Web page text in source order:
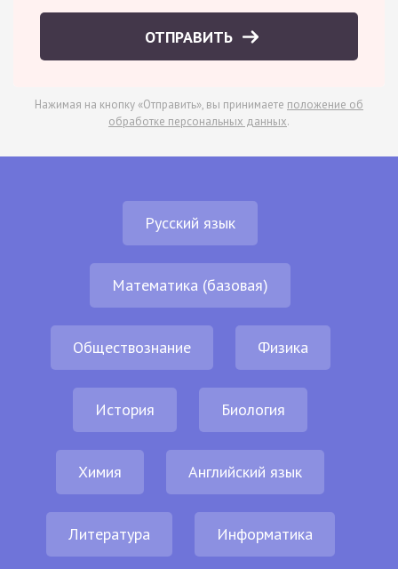
ОТПРАВИТЬ
Нажимая на кнопку «Отправить», вы принимаете положение об
обработке персональных данных.
Русский язык
Математика (базовая)
Обществознание Физика
История Биология
Химия Английский язык
Литература Информатика